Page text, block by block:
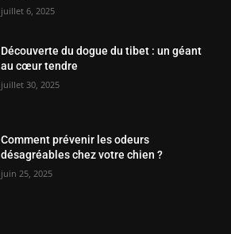
juillet 6, 2025
Découverte du dogue du tibet : un géant
au cœur tendre
juillet 30, 2025
Comment prévenir les odeurs
désagréables chez votre chien ?
juin 25, 2025